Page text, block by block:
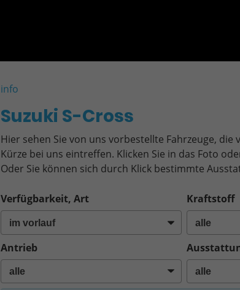
info
Suzuki S-Cross
Hier sehen Sie von uns vorbestellte Fahrzeuge,
Kürze bei uns eintreffen. Klicken Sie in das Foto
Oder Sie können sich durch Klick bestimmte
Verfügbarkeit, Art Kraftstoff
Antrieb